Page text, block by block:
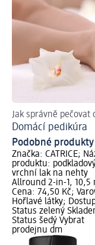
Jak správně pečovat
Domácí pedikúra
Podobné produkty
Značka: CATRICE;
produktu:
vrchní lak na nehty
Allround 2-in-1, 10,5
Cena: 74,50 Kč;
Hořlavé látky;
Status zelený
Status šedý Vybrat
prodejnu dm